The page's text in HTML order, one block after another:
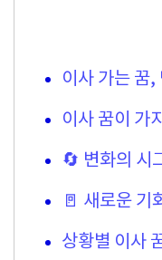
이사 가는 꿈,
이사 꿈이 가
🔄 변화의 시
🚪 새로운 기
상황별 이사